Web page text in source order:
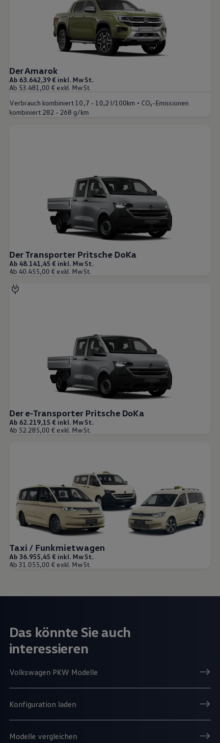
Der Amarok
Ab 63.642,39 € inkl. MwSt.
Ab 53.481,00 € exkl. MwSt.
Verbrauch kombiniert 10,7 - 10,2 l/100km • CO₂-Emissionen
kombiniert 282 - 268 g/km
Der Transporter Pritsche DoKa
Ab 48.141,45 € inkl. MwSt.
Ab 40.455,00 € exkl. MwSt.
Der e-Transporter Pritsche DoKa
Ab 62.219,15 € inkl. MwSt.
Ab 52.285,00 € exkl. MwSt.
Taxi / Funkmietwagen
Ab 36.955,45 € inkl. MwSt.
Ab 31.055,00 € exkl. MwSt.
Das könnte Sie auch
interessieren
Volkswagen PKW Modelle
Konfiguration laden
Modelle vergleichen